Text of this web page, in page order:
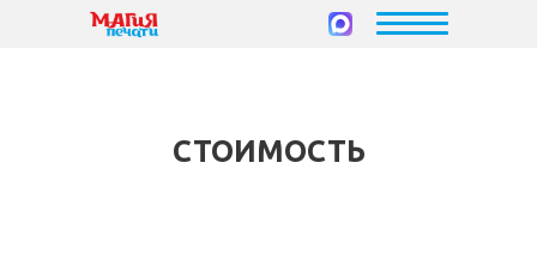
СТОИМОСТЬ